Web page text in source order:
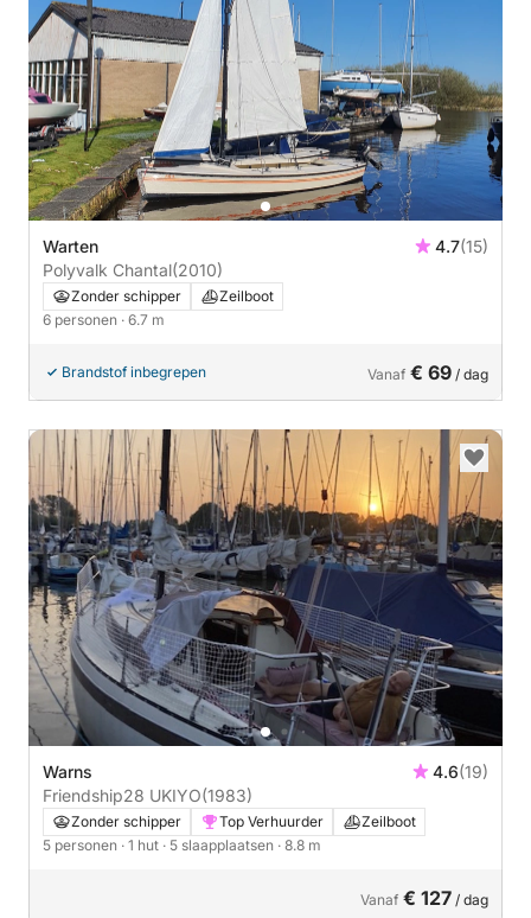
Warten 4.7(15)
Polyvalk Chantal(2010)
Zonder schipper
Zeilboot
6 personen · 6.7 m
Brandstof inbegrepen Vanaf € 69 / dag
Warns 4.6(19)
Friendship28 UKIYO(1983)
Zonder schipper Top Verhuurder
Zeilboot
5 personen · 1 hut · 5 slaapplaatsen · 8.8 m
Vanaf € 127 / dag